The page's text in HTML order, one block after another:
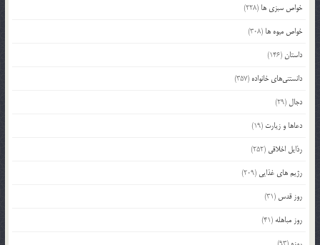
خواص سبزی ها (228)
خواص میوه ها (308)
داستان(146)
دانستنی‌های خانواده (357)
دجال (29)
دعاها و زیارت (19)
رذایل اخلاقی (252)
رژیم های غذایی (209)
روز قدس (31)
روز مباهله (41)